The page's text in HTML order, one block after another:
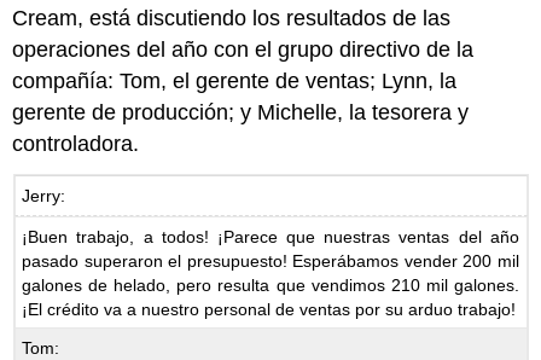
Cream, está discutiendo los resultados de las
operaciones del año con el grupo directivo de la
compañía: Tom, el gerente de ventas; Lynn, la
gerente de producción; y Michelle, la tesorera y
controladora.
Jerry:
¡Buen trabajo, a todos! ¡Parece que nuestras ventas del año
pasado superaron el presupuesto! Esperábamos vender 200 mil
galones de helado, pero resulta que vendimos 210 mil galones.
¡El crédito va a nuestro personal de ventas por su arduo trabajo!
Tom: